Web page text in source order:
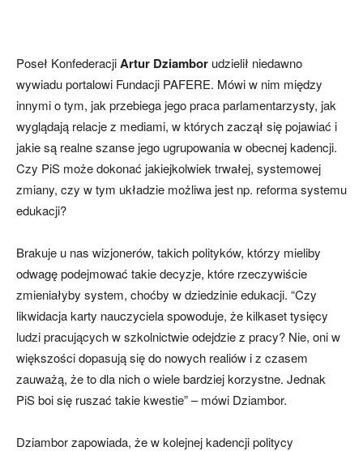
Poseł KonfederacjiArtur Dziambor udzielił niedawno
wywiadu portalowi Fundacji PAFERE. Mówi w nim między
innymi o tym, jak przebiega jego praca parlamentarzysty, jak
wyglądają relacje z mediami, w których zaczął się pojawiać i
jakie są realne szanse jego ugrupowania w obecnej kadencji.
Czy PiS może dokonać jakiejkolwiek trwałej, systemowej
zmiany, czy w tym układzie możliwa jest np. reforma systemu
edukacji?
Brakuje u nas wizjonerów, takich polityków, którzy mieliby
odwagę podejmować takie decyzje, które rzeczywiście
zmieniałyby system, choćby w dziedzinie edukacji. “Czy
likwidacja karty nauczyciela spowoduje, że kilkaset tysięcy
ludzi pracujących w szkolnictwie odejdzie z pracy? Nie, oni w
większości dopasują się do nowych realiów i z czasem
zauważą, że to dla nich o wiele bardziej korzystne. Jednak
PiS boi się ruszać takie kwestie” – mówi Dziambor.
Dziambor zapowiada, że w kolejnej kadencji politycy